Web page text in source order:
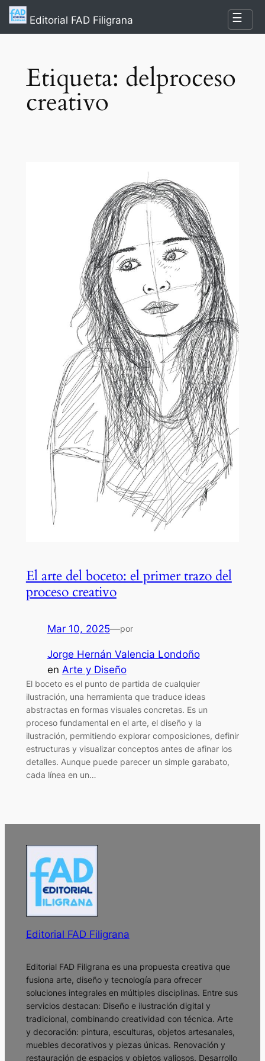
Saltar
al
Editorial FAD Filigrana ☰
Etiqueta: delproceso
creativo
El arte del boceto: el primer trazo del
proceso creativo
Mar 10, 2025—por
Jorge Hernán Valencia Londoño
en Arte y Diseño
El boceto es el punto de partida de cualquier
ilustración, una herramienta que traduce ideas
abstractas en formas visuales concretas. Es un
proceso fundamental en el arte, el diseño y la
ilustración, permitiendo explorar composiciones, definir
estructuras y visualizar conceptos antes de afinar los
detalles. Aunque puede parecer un simple garabato,
cada línea en un…
Editorial FAD Filigrana
Editorial FAD Filigrana es una propuesta creativa que
fusiona arte, diseño y tecnología para ofrecer
soluciones integrales en múltiples disciplinas. Entre sus
servicios destacan: Diseño e ilustración digital y
tradicional, combinando creatividad con técnica. Arte
y decoración: pintura, esculturas, objetos artesanales,
muebles decorativos y piezas únicas. Renovación y
restauración de espacios y objetos valiosos. Desarrollo